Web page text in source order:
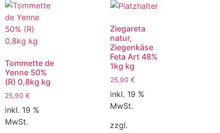
Tommette de
Yenne 50%
(R) 0,8kg kg
25,90 €
inkl. 19 %
MwSt.
Ziegareta
natur,
Ziegenkäse
Feta Art 48%
1kg kg
25,90 €
inkl. 19 %
MwSt.
zzgl.